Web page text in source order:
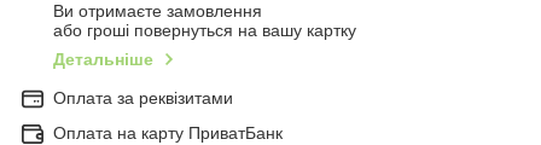
Ви отримаєте замовлення
або гроші повернуться на вашу картку
Детальніше
Оплата за реквізитами
Оплата на карту ПриватБанк